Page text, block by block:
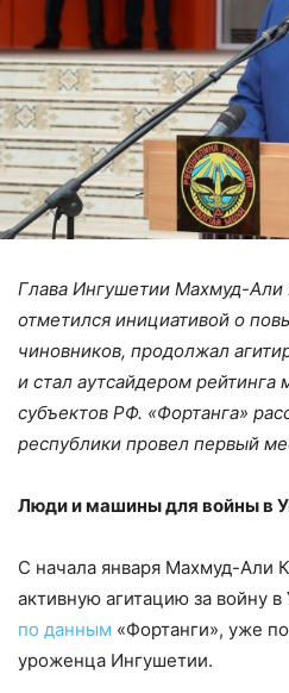
Глава Ингушетии Махмуд-Али
отметился инициативой о
чиновников, продолжал
и стал аутсайдером рейтинга
субъектов РФ. «Фортанга»
республики провел первый
Люди и машины для войны в
С начала января Махмуд-Али
активную агитацию за войну
по данным «Фортанги», уже
уроженца Ингушетии.